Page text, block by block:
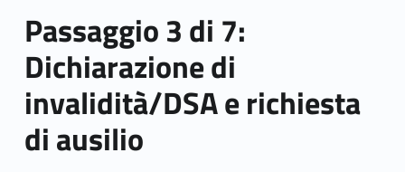
Passaggio 3 di 7:
Dichiarazione di
invalidità/DSA e richiesta
di ausilio